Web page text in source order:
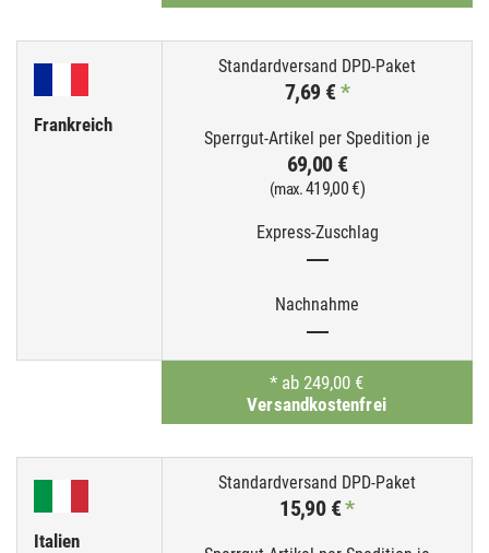
Frankreich
7,69 €*
69,00 €
(max.419,00 €)
—
—
* ab 249,00 €
Versandkostenfrei
Italien
15,90 €*